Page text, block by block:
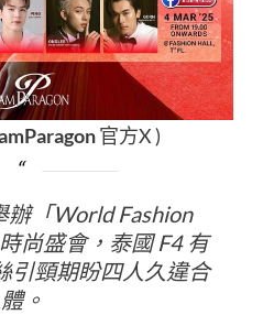
官方X )
辦「World Fashion
尚盛會，泰國 F4 有
引頸期盼四人久違合
體。